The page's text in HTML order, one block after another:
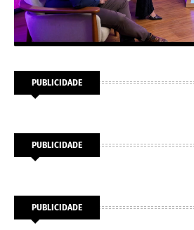
PUBLICIDADE
PUBLICIDADE
PUBLICIDADE